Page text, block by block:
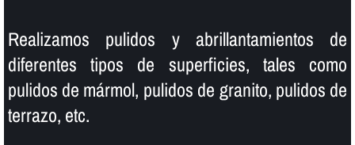
Realizamos pulidos y abrillantamientos de
diferentes tipos de superficies, tales como
pulidos de mármol, pulidos de granito, pulidos de
terrazo, etc.